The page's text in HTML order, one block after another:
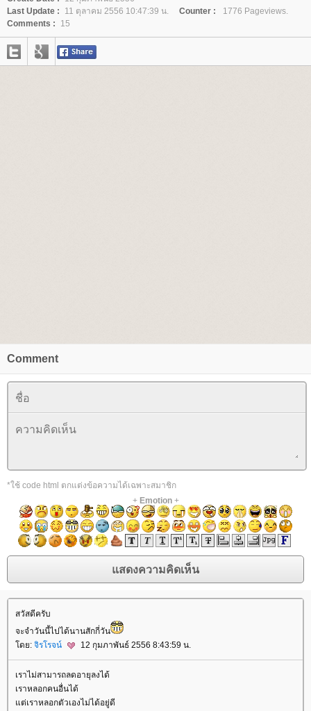
Last Update :
11 ตุลาคม 2556 10:47:39 น. Counter :
1776 Pageviews.
Comments :
15
Comment
*ใช้ code html ตกแต่งข้อความได้เฉพาะสมาชิก
+ Emotion+
สวัสดีครับ
จะจำวันนี้ไปได้นานสักกี่วัน
ดย: จิรโรจน์ 12 กุมภาพันธ์ 2556 8:43:59 น.
เราไม่สามารถลดอายุลงได้
เราหลอกคนอื่นได้
ต่เราหลอกตัวเองไม่ได้อยู่ดี